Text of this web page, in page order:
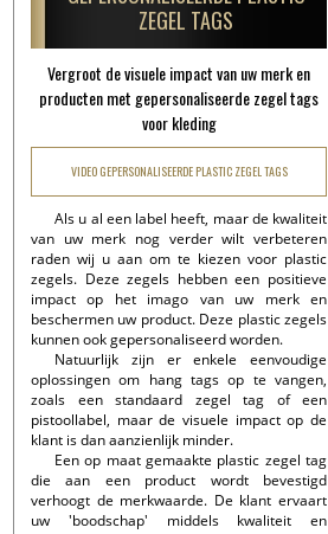
ZEGEL TAGS
Vergroot de visuele impact van uw merk en
producten met gepersonaliseerde zegel tags
voor kleding
VIDEO GEPERSONALISEERDE PLASTIC ZEGEL TAGS
Als u al een label heeft, maar de kwaliteit
van uw merk nog verder wilt verbeteren
raden wij u aan om te kiezen voor plastic
zegels. Deze zegels hebben een positieve
impact op het imago van uw merk en
beschermen uw product. Deze plastic zegels
kunnen ook gepersonaliseerd worden.
Natuurlijk zijn er enkele eenvoudige
oplossingen om hang tags op te vangen,
zoals een standaard zegel tag of een
pistoollabel, maar de visuele impact op de
klant is dan aanzienlijk minder.
Een op maat gemaakte plastic zegel tag
die aan een product wordt bevestigd
verhoogt de merkwaarde. De klant ervaart
uw 'boodschap' middels kwaliteit en